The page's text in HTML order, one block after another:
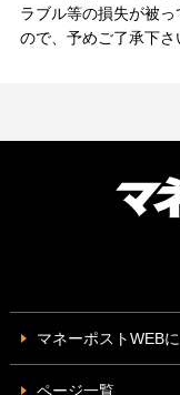
ラブル等の損失が被
ので、予めご了承下さ
マネーポストWEB
ページ一覧